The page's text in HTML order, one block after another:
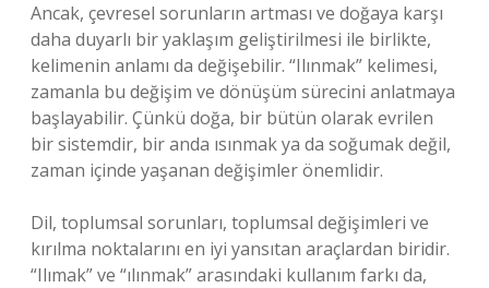
Ancak, çevresel sorunların artması ve doğaya karşı
daha duyarlı bir yaklaşım geliştirilmesi ile birlikte,
kelimenin anlamı da değişebilir. “Ilınmak” kelimesi,
zamanla bu değişim ve dönüşüm sürecini anlatmaya
başlayabilir. Çünkü doğa, bir bütün olarak evrilen
bir sistemdir, bir anda ısınmak ya da soğumak değil,
zaman içinde yaşanan değişimler önemlidir.
Dil, toplumsal sorunları, toplumsal değişimleri ve
kırılma noktalarını en iyi yansıtan araçlardan biridir.
“Ilımak” ve “ılınmak” arasındaki kullanım farkı da,